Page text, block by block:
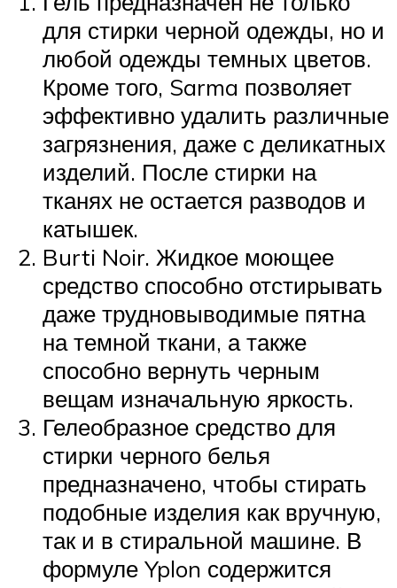
для стирки черной одежды, но и
любой одежды темных цветов.
Кроме того, Sarma позволяет
эффективно удалить различные
загрязнения, даже с деликатных
изделий. После стирки на
тканях не остается разводов и
катышек.
Burti Noir. Жидкое моющее
средство способно отстирывать
даже трудновыводимые пятна
на темной ткани, а также
способно вернуть черным
вещам изначальную яркость.
Гелеобразное средство для
стирки черного белья
предназначено, чтобы стирать
подобные изделия как вручную,
так и в стиральной машине. В
формуле Yplon содержится